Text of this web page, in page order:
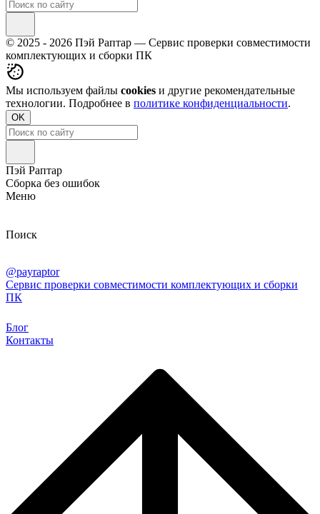
© 2025 - 2026 Пэй Раптар — Сервис проверки совместимости
комплектующих и сборки ПК
Мы используем файлы cookies и другие рекомендательные
технологии. Подробнее в политике конфиденциальности.
OK
Пэй Раптар
Сборка без ошибок
Меню
Поиск
@payraptor
Сервис проверки совместимости комплектующих и сборки
ПК
Блог
Контакты